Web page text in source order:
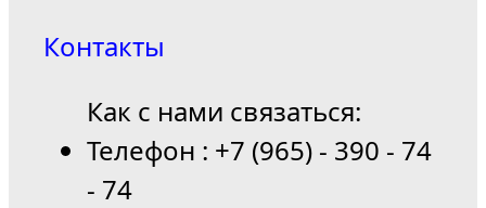
Контакты
Как с нами связаться:
Телефон : +7 (965) - 390 - 74
- 74